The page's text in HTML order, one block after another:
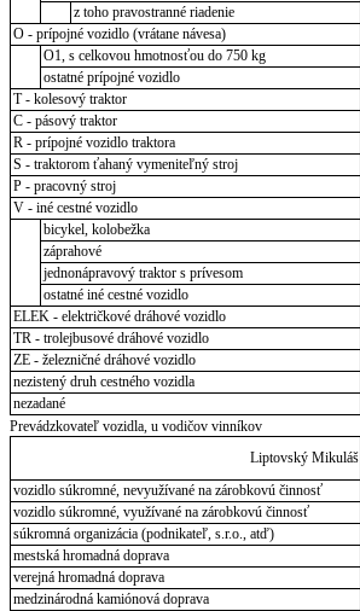
z toho pravostranné riadenie
O - prípojné vozidlo (vrátane návesa)
O1, s celkovou hmotnosťou do 750 kg
ostatné prípojné vozidlo
T - kolesový traktor
C - pásový traktor
R - prípojné vozidlo traktora
S - traktorom ťahaný vymeniteľný stroj
P - pracovný stroj
V - iné cestné vozidlo
bicykel, kolobežka
záprahové
jednonápravový traktor s prívesom
ostatné iné cestné vozidlo
ELEK - električkové dráhové vozidlo
TR - trolejbusové dráhové vozidlo
ZE - železničné dráhové vozidlo
nezistený druh cestného vozidla
nezadané
Prevádzkovateľ vozidla, u vodičov vinníkov
Liptovský Mikuláš
vozidlo súkromné, nevyužívané na zárobkovú činnosť
vozidlo súkromné, využívané na zárobkovú činnosť
súkromná organizácia (podnikateľ, s.r.o., atď)
mestská hromadná doprava
verejná hromadná doprava
medzinárodná kamiónová doprava